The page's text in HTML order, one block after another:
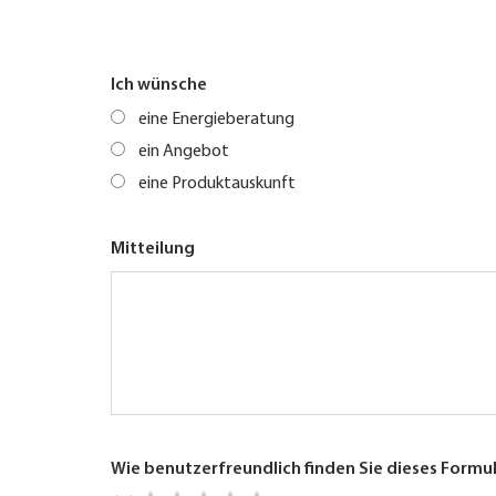
Ich wünsche
eine Energieberatung
ein Angebot
eine Produktauskunft
Mitteilung
Wie benutzerfreundlich finden Sie dieses